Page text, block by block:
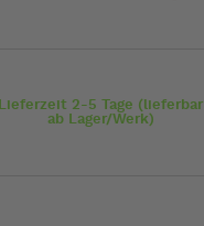
Lieferzeit 2-5 Tage (lieferbar
ab Lager/Werk)